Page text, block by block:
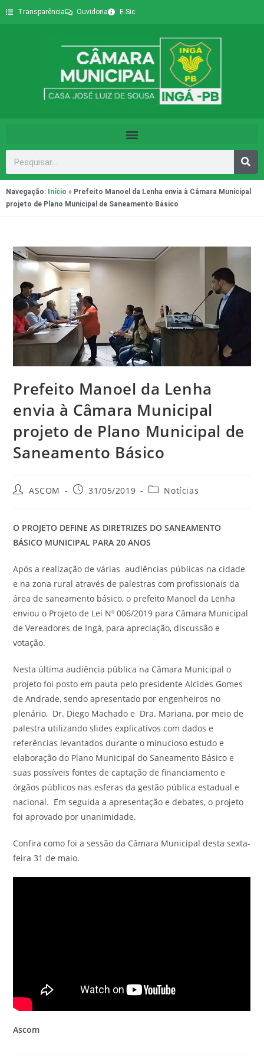
Transparência Ouvidoria E-Sic
Navegação: Início » Prefeito Manoel da Lenha envia à Câmara Municipal
projeto de Plano Municipal de Saneamento Básico
Prefeito Manoel da Lenha
envia à Câmara Municipal
projeto de Plano Municipal de
Saneamento Básico
ASCOM 31/05/2019 Notícias
O PROJETO DEFINE AS DIRETRIZES DO SANEAMENTO
BÁSICO MUNICIPAL PARA 20 ANOS
Após a realização de várias audiências públicas na cidade
e na zona rural através de palestras com profissionais da
área de saneamento básico, o prefeito Manoel da Lenha
enviou o Projeto de Lei Nº 006/2019 para Câmara Municipal
de Vereadores de Ingá, para apreciação, discussão e
votação.
Nesta última audiência pública na Câmara Municipal o
projeto foi posto em pauta pelo presidente Alcides Gomes
de Andrade, sendo apresentado por engenheiros no
plenário, Dr. Diego Machado e Dra. Mariana, por meio de
palestra utilizando slides explicativos com dados e
referências levantados durante o minucioso estudo e
elaboração do Plano Municipal do Saneamento Básico e
suas possíveis fontes de captação de financiamento e
órgãos públicos nas esferas da gestão pública estadual e
nacional. Em seguida a apresentação e debates, o projeto
foi aprovado por unanimidade.
Confira como foi a sessão da Câmara Municipal desta sexta-
feira 31 de maio.
Ascom